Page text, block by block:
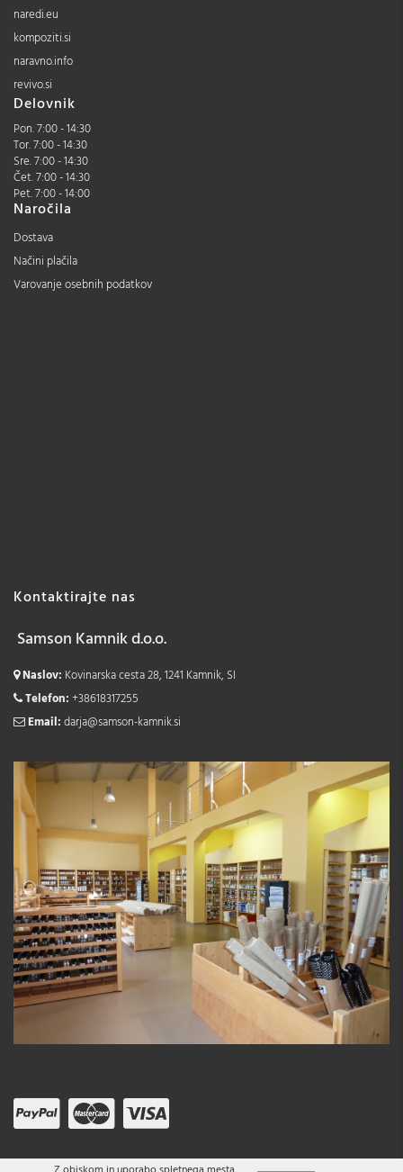
naredi.eu
kompoziti.si
naravno.info
revivo.si
Delovnik
Pon. 7:00 - 14:30
Tor. 7:00 - 14:30
Sre. 7:00 - 14:30
Čet. 7:00 - 14:30
Pet. 7:00 - 14:00
Naročila
Dostava
Načini plačila
Varovanje osebnih podatkov
Kontaktirajte nas
Samson Kamnik d.o.o.
Naslov: Kovinarska cesta 28, 1241 Kamnik, SI
Telefon:+38618317255
Email:darja@samson-kamnik.si